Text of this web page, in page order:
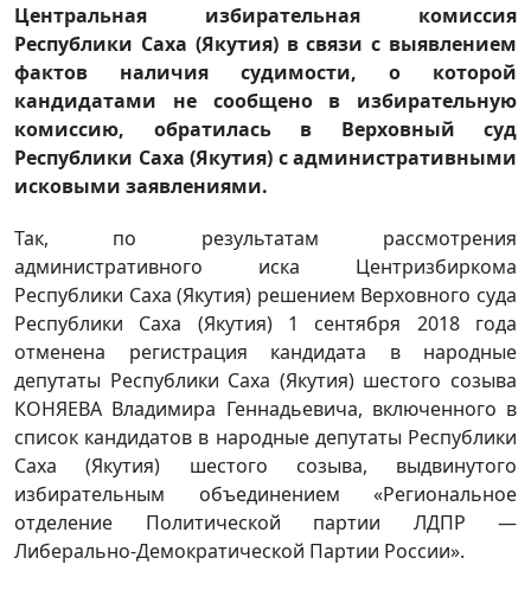
Центральная избирательная комиссия
Республики Саха (Якутия) в связи с выявлением
фактов наличия судимости, о которой
кандидатами не сообщено в избирательную
комиссию, обратилась в Верховный суд
Республики Саха (Якутия) с административными
исковыми заявлениями.
Так, по результатам рассмотрения
административного иска Центризбиркома
Республики Саха (Якутия) решением Верховного суда
Республики Саха (Якутия) 1 сентября 2018 года
отменена регистрация кандидата в народные
депутаты Республики Саха (Якутия) шестого созыва
КОНЯЕВА Владимира Геннадьевича, включенного в
список кандидатов в народные депутаты Республики
Саха (Якутия) шестого созыва, выдвинутого
избирательным объединением «Региональное
отделение Политической партии ЛДПР —
Либерально-Демократической Партии России».